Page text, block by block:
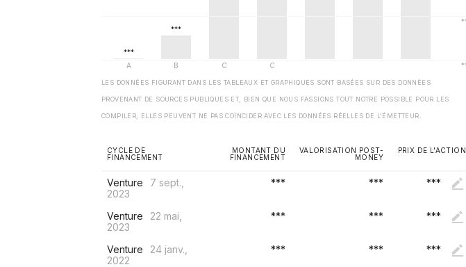
LES DONNÉES FIGURANT DANS LES TABLEAUX ET GRAPHIQUES SONT BASÉES SUR DES DONNÉES
PROVENANT DE SOURCES PUBLIQUES ET, BIEN QUE NOUS FASSIONS TOUT NOTRE POSSIBLE POUR LES
COMPILER, ELLES PEUVENT NE PAS COÏNCIDER AVEC LES DONNÉES RÉELLES DE L'ÉMETTEUR.
CYCLE DE
FINANCEMENT
MONTANT DU
FINANCEMENT
VALORISATION POST-
MONEY
PRIX DE L'ACTION
Venture
7 sept.,
2023
*** *** ***
Venture
22 mai,
2023
*** *** ***
Venture
24 janv.,
2022
*** *** ***